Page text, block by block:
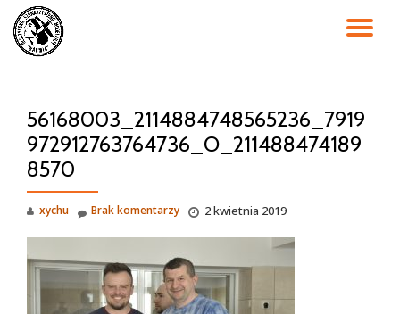
Przejdź
56168003_2114884748565236_7919
972912763764736_O_211488474189
8570
xychu 2 kwietnia 2019
Brak komentarzy